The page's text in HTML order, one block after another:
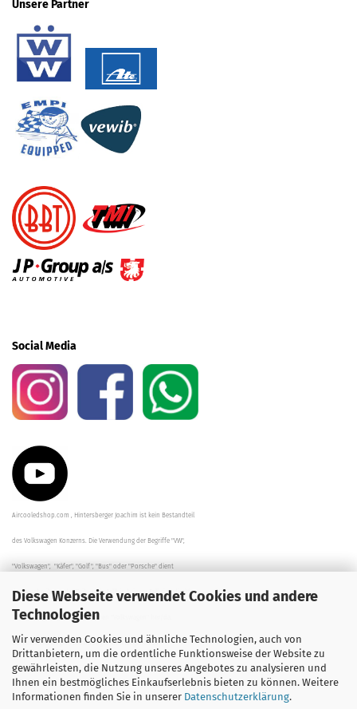
Diese Webseite verwendet Cookies und andere
Technologien
Wir verwenden Cookies und ähnliche Technologien, auch von
Drittanbietern, um die ordentliche Funktionsweise der Website zu
gewährleisten, die Nutzung unseres Angebotes zu analysieren und
Ihnen ein bestmögliches Einkaufserlebnis bieten zu können. Weitere
Informationen finden Sie in unserer Datenschutzerklärung.
Unsere Partner
Social Media
Aircooledshop.com , Hintersberger Joachim ist kein Bestandteil
des Volkswagen Konzerns. Die Verwendung der Begriffe "VW",
"Volkswagen", "Käfer", "Golf", "Bus" oder "Porsche" dient
der Beschreibung der Teile und stellt in keinem Fall eine direkte
Verbindung zu dem Unternehmen "Volkswagen" her/da.
Die Beschreibungen, Zeichnungen und Angaben zur
Verwendung sind sorgfältig überprüft worden.